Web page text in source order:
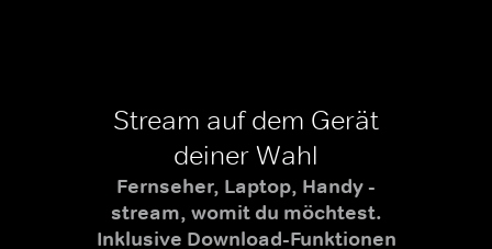
Stream auf dem Gerät
deiner Wahl
Fernseher, Laptop, Handy -
stream, womit du möchtest.
Inklusive Download-Funktionen